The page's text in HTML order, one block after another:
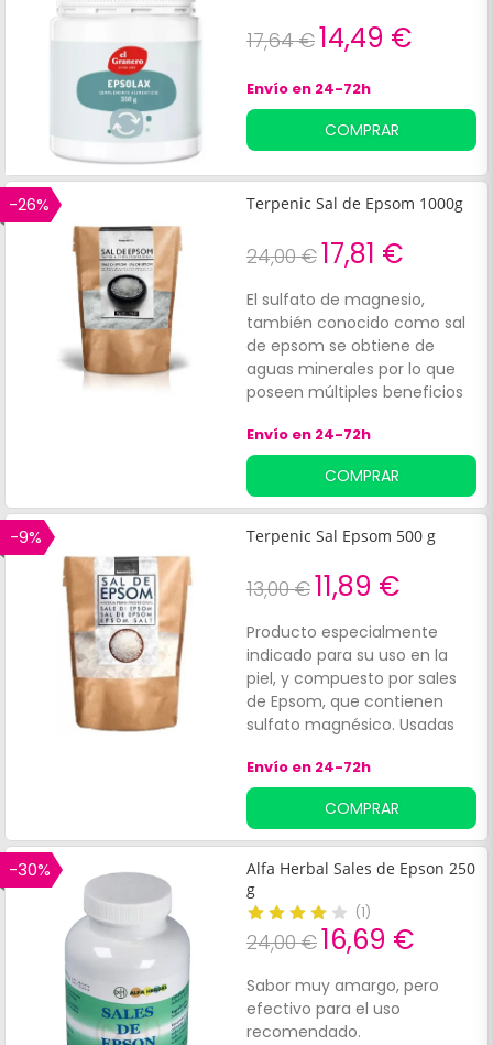
17,64 €14,49 €
Envío en 24-72h
COMPRAR
-26% Terpenic Sal de Epsom 1000g
24,00 €17,81 €
El sulfato de magnesio,
también conocido como sal
de epsom se obtiene de
aguas minerales por lo que
poseen múltiples beneficios
emplea para la elaboración
de productos cosméticos.
Tiene acción ligeramente
laxante y ayuda al correcto
funcionamiento de músculos
puede emplear para elaborar
peelings corporales.
Envío en 24-72h
COMPRAR
-9% Terpenic Sal Epsom 500 g
13,00 €11,89 €
Producto especialmente
indicado para su uso en la
piel, y compuesto por sales
de Epsom, que contienen
sulfato magnésico. Usadas
a aliviar el dolor muscular, a
reducir el estrés, disminuir
inflamaciones y refrescar la
piel. También son muy útiles
para realizar peelings
corporales, mezcladas con
aceites vegetales. En este
caso, cuanto mayor sea el
porcentaje del aceite, más
suave será la acción
exfoliante.
Envío en 24-72h
COMPRAR
-30%
Alfa Herbal Sales de Epson 250
g
(1)
24,00 €16,69 €
Sabor muy amargo, pero
efectivo para el uso
recomendado.